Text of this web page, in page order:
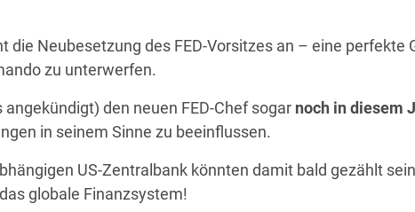
die Neubesetzung des FED-Vorsitzes an – eine perfekte
zu unterwerfen.
den neuen FED-Chef sogar noch in diesem
in seinem Sinne zu beeinflussen.
US-Zentralbank könnten damit bald gezählt
globale Finanzsystem!